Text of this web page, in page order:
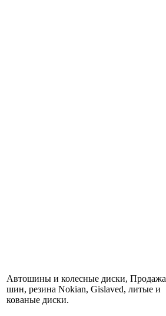
Автошины и колесные диски, Продажа
шин, резина Nokian, Gislaved, литые и
кованые диски.